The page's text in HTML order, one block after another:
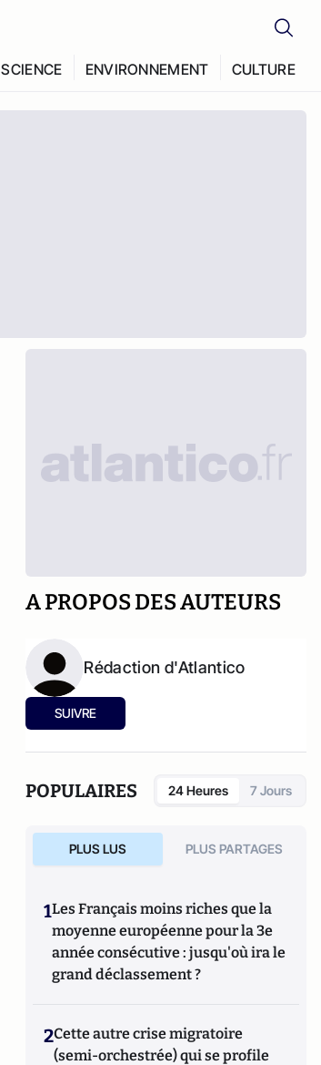
SCIENCE ENVIRONNEMENT CULTURE
A PROPOS DES AUTEURS
Rédaction d'Atlantico
SUIVRE
POPULAIRES 24 Heures 7 Jours
PLUS LUS PLUS PARTAGES
1Les Français moins riches que la
moyenne européenne pour la 3e
année consécutive : jusqu'où ira le
grand déclassement ?
2Cette autre crise migratoire
(semi-orchestrée) qui se profile